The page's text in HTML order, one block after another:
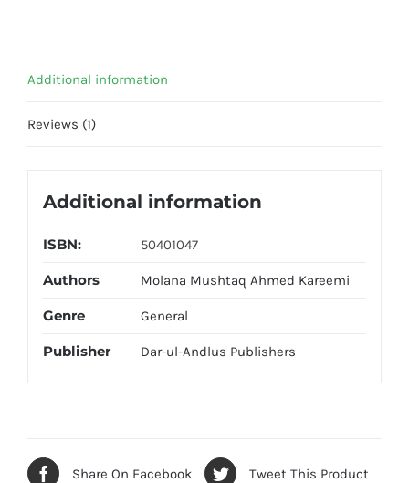
Additional information
Reviews (1)
Additional information
ISBN: 50401047
Authors Molana Mushtaq Ahmed Kareemi
Genre General
Publisher Dar-ul-Andlus Publishers
Share On Facebook Tweet This Product